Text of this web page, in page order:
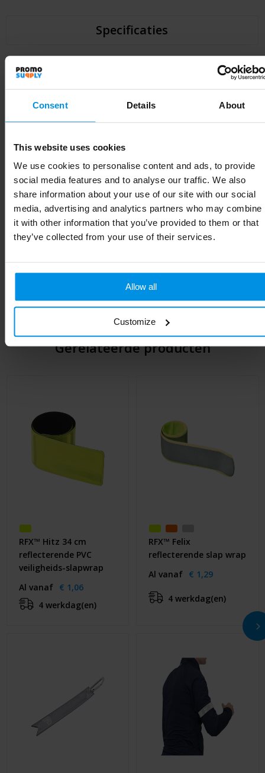
Consent Details About
This website uses cookies
We use cookies to personalise content and ads, to provide
social media features and to analyse our traffic. We also
share information about your use of our site with our social
media, advertising and analytics partners who may combine
it with other information that you’ve provided to them or that
they’ve collected from your use of their services.
Allow all
Customize
Specificaties
Specificaties
Artikelnummer 1PR10601
Materiaal PVC-kunststof
EAN-code 8713159587460
Kleur Wit
Breedte 6 cm
4.3 cm
Gerelateerde producten
RFX™ Hitz 34 cm
reflecterende PVC
veiligheids-slapwrap
Al vanaf € 1,06
4 werkdag(en)
RFX™ Felix
reflecterende slap wrap
Al vanaf € 1,29
4 werkdag(en)